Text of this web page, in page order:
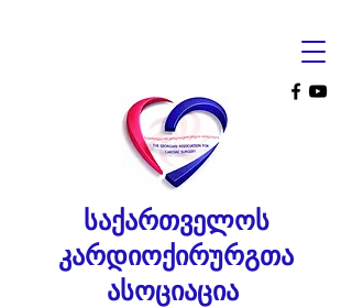
საქართველოს
კარდიოქირურგთა
ასოციაცია